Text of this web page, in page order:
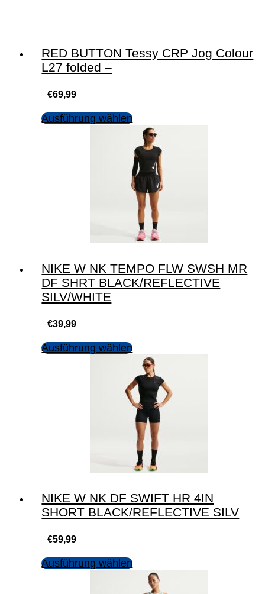
RED BUTTON Tessy CRP Jog Colour
L27 folded –
€69,99
Ausführung wählen
NIKE W NK TEMPO FLW SWSH MR
DF SHRT BLACK/REFLECTIVE
SILV/WHITE
€39,99
Ausführung wählen
NIKE W NK DF SWIFT HR 4IN
SHORT BLACK/REFLECTIVE SILV
€59,99
Ausführung wählen